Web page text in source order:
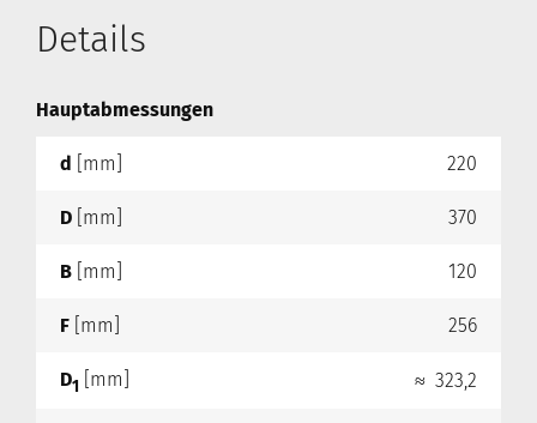
Details
Hauptabmessungen
d [mm] 220
D [mm] 370
B [mm] 120
F [mm] 256
D1 [mm] ≈ 323,2